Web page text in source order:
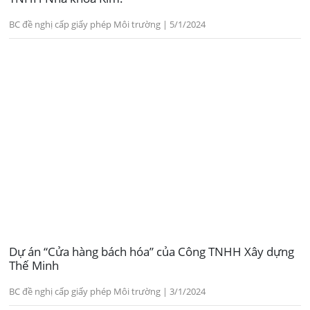
BC đề nghị cấp giấy phép Môi trường | 5/1/2024
Dự án “Cửa hàng bách hóa” của Công TNHH Xây dựng
Thế Minh
BC đề nghị cấp giấy phép Môi trường | 3/1/2024